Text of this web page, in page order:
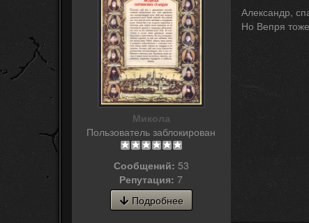
Микола
Пользователь заблокирован
Сообщений: 53
Репутация: 7
Подробнее
Александр,
Но Вепря